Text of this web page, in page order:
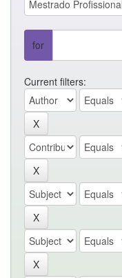
for
Current filters: